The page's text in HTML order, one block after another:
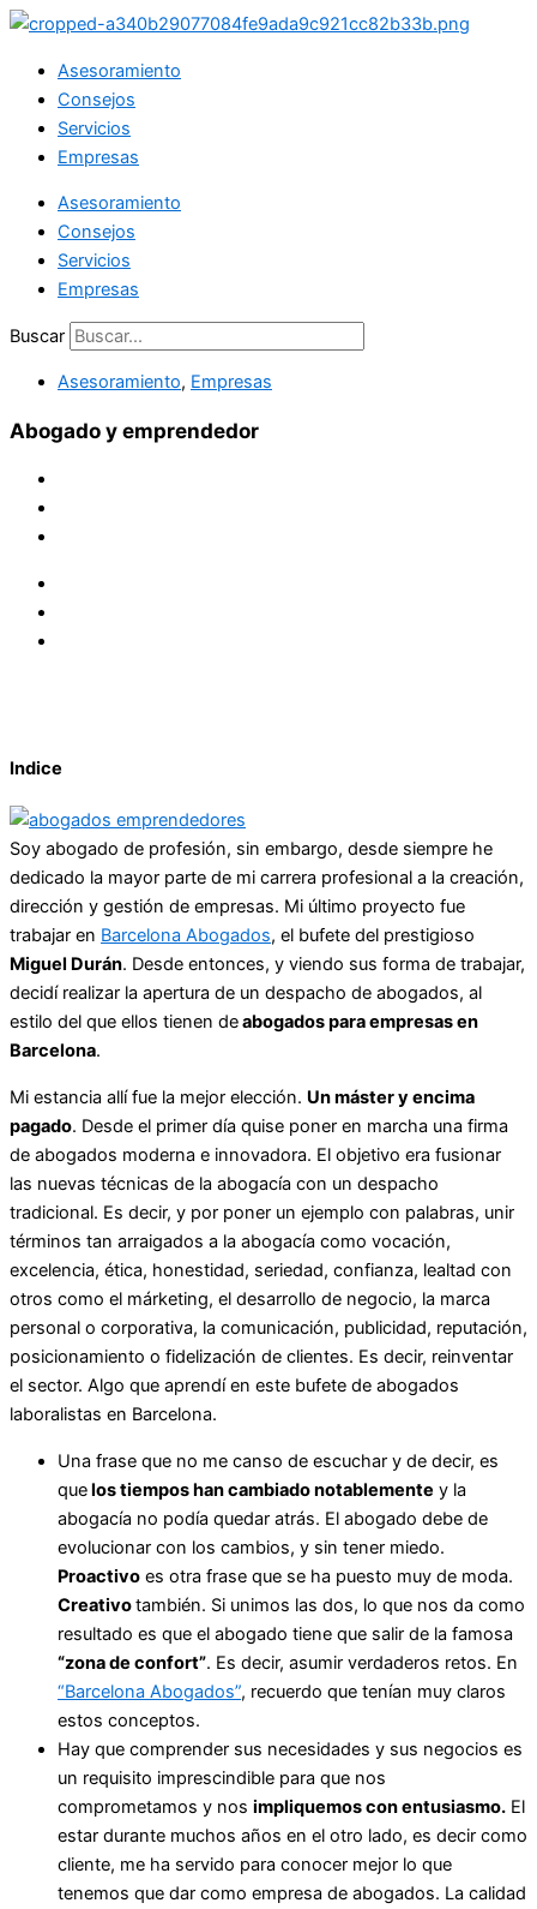
Ir
contenidoAsesoramiento
Consejos
Servicios
Empresas
Asesoramiento
Consejos
Servicios
Empresas
Buscar
Asesoramiento, Empresas
Abogado y emprendedor
Indice
Soy abogado de profesión, sin embargo, desde siempre he
dedicado la mayor parte de mi carrera profesional a la creación,
dirección y gestión de empresas. Mi último proyecto fue
trabajar en Barcelona Abogados, el bufete del prestigioso
Miguel Durán. Desde entonces, y viendo sus forma de trabajar,
decidí realizar la apertura de un despacho de abogados, al
estilo del que ellos tienen deabogados para empresas en
Barcelona.
Mi estancia allí fue la mejor elección. Un máster y encima
pagado. Desde el primer día quise poner en marcha una firma
de abogados moderna e innovadora. El objetivo era fusionar
las nuevas técnicas de la abogacía con un despacho
tradicional. Es decir, y por poner un ejemplo con palabras, unir
términos tan arraigados a la abogacía como vocación,
excelencia, ética, honestidad, seriedad, confianza, lealtad con
otros como el márketing, el desarrollo de negocio, la marca
personal o corporativa, la comunicación, publicidad, reputación,
posicionamiento o fidelización de clientes. Es decir, reinventar
el sector. Algo que aprendí en este bufete de abogados
laboralistas en Barcelona.
Una frase que no me canso de escuchar y de decir, es
quelos tiempos han cambiado notablemente y la
abogacía no podía quedar atrás. El abogado debe de
evolucionar con los cambios, y sin tener miedo.
Proactivo es otra frase que se ha puesto muy de moda.
Creativotambién. Si unimos las dos, lo que nos da como
resultado es que el abogado tiene que salir de la famosa
“zona de confort”. Es decir, asumir verdaderos retos. En
“Barcelona Abogados”, recuerdo que tenían muy claros
estos conceptos.
Hay que comprender sus necesidades y sus negocios es
un requisito imprescindible para que nos
comprometamos y nos impliquemos con entusiasmo. El
estar durante muchos años en el otro lado, es decir como
cliente, me ha servido para conocer mejor lo que
tenemos que dar como empresa de abogados. La calidad